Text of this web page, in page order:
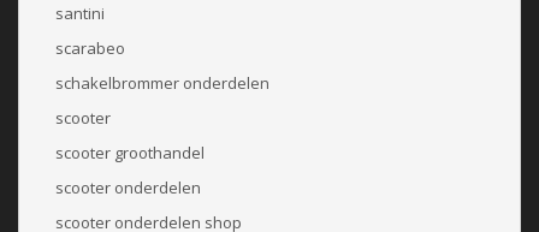
santini
scarabeo
schakelbrommer onderdelen
scooter
scooter groothandel
scooter onderdelen
scooter onderdelen shop